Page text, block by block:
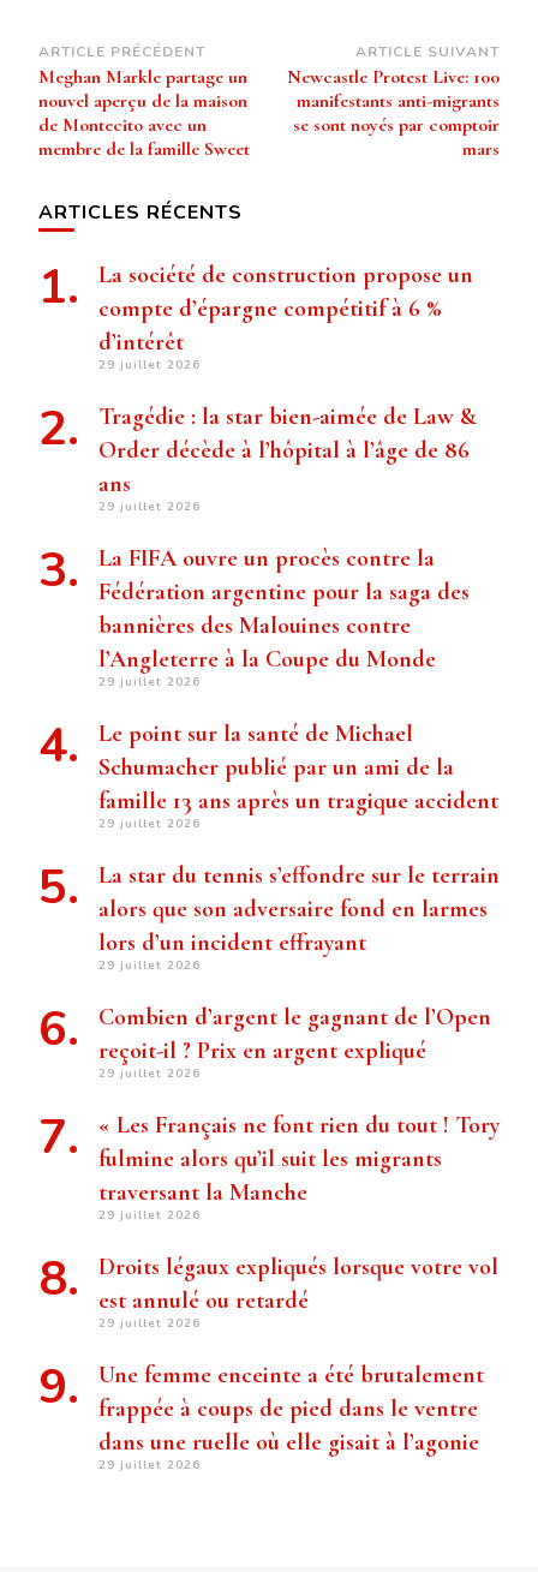
Navigation
d’article
ARTICLE PRÉCÉDENT
Meghan Markle partage un
nouvel aperçu de la maison
de Montecito avec un
membre de la famille Sweet
ARTICLE SUIVANT
Newcastle Protest Live: 100
manifestants anti-migrants
se sont noyés par comptoir
mars
ARTICLES RÉCENTS
La société de construction propose un
compte d’épargne compétitif à 6 %
d’intérêt
29 juillet 2026
Tragédie : la star bien-aimée de Law &
Order décède à l’hôpital à l’âge de 86
ans
29 juillet 2026
La FIFA ouvre un procès contre la
Fédération argentine pour la saga des
bannières des Malouines contre
l’Angleterre à la Coupe du Monde
29 juillet 2026
Le point sur la santé de Michael
Schumacher publié par un ami de la
famille 13 ans après un tragique accident
29 juillet 2026
La star du tennis s’effondre sur le terrain
alors que son adversaire fond en larmes
lors d’un incident effrayant
29 juillet 2026
Combien d’argent le gagnant de l’Open
reçoit-il ? Prix ​​en argent expliqué
29 juillet 2026
« Les Français ne font rien du tout ! Tory
fulmine alors qu’il suit les migrants
traversant la Manche
29 juillet 2026
Droits légaux expliqués lorsque votre vol
est annulé ou retardé
29 juillet 2026
Une femme enceinte a été brutalement
frappée à coups de pied dans le ventre
dans une ruelle où elle gisait à l’agonie
29 juillet 2026